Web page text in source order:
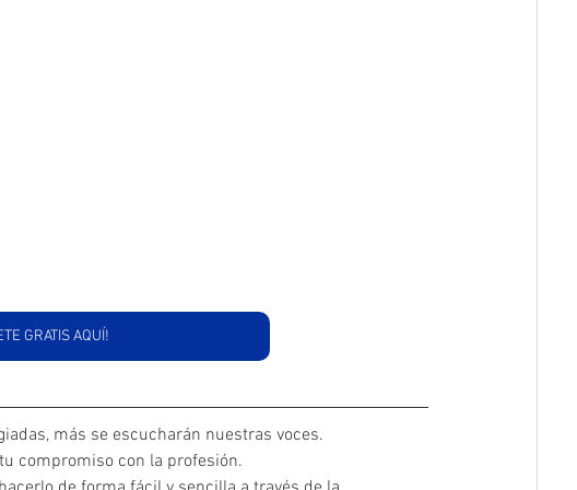
GRATIS AQUÍ!
más se escucharán nuestras voces.
compromiso con la profesión.